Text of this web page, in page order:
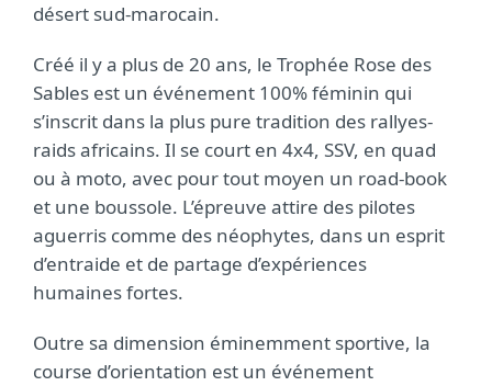
désert sud-marocain.
Créé il y a plus de 20 ans, le Trophée Rose des
Sables est un événement 100% féminin qui
s’inscrit dans la plus pure tradition des rallyes-
raids africains. Il se court en 4x4, SSV, en quad
ou à moto, avec pour tout moyen un road-book
et une boussole. L’épreuve attire des pilotes
aguerris comme des néophytes, dans un esprit
d’entraide et de partage d’expériences
humaines fortes.
Outre sa dimension éminemment sportive, la
course d’orientation est un événement